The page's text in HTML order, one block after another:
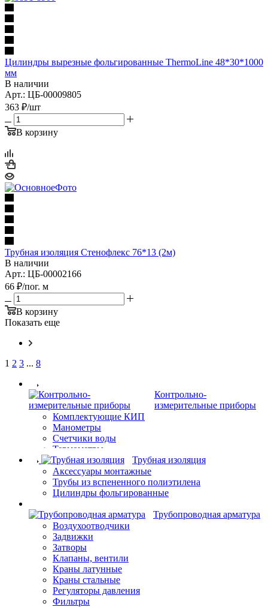
Цилиндры вырезные фольгированные ThermoLine 48*30*1000
мм
В наличии
Арт.: ЦБ-00009805
363 ₽/шт
В корзину
Трубная изоляция Стенофлекс 76*13 (2м)
В наличии
Арт.: ЦБ-00002166
66 ₽/пог. м
В корзину
Показать еще
1 2 3 ... 8
Контрольно-
измерительные приборы
Комплектующие КИП
Манометры
Счетчики воды
Термометры
Трубная изоляция
Аксессуары монтажные
Трубы из вспененного полиэтилена
Цилиндры фольгированные
Трубопроводная арматура
Воздухоотводчики
Задвижки
Затворы
Клапаны, вентили
Краны латунные
Краны стальные
Регуляторы давления
Фильтры